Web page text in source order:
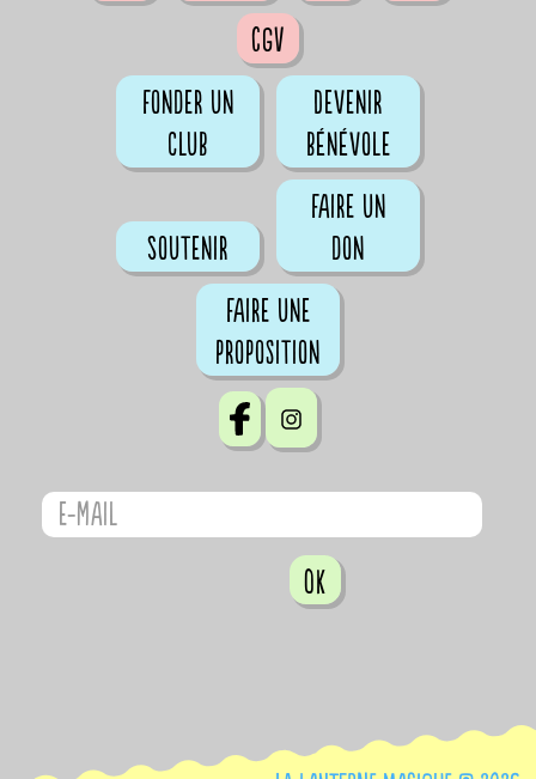
CGV
Fonder un
club
Devenir
bénévole
Soutenir
Faire un
don
Faire une
proposition
OK